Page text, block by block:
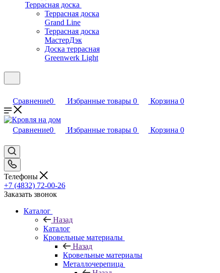
Террасная доска
Террасная доска
Grand Line
Террасная доска
МастерДэк
Доска террасная
Greenwerk Light
Сравнение0 Избранные товары 0 Корзина 0
Сравнение0 Избранные товары 0 Корзина 0
Телефоны
+7 (4832) 72-00-26
Заказать звонок
Каталог
Назад
Каталог
Кровельные материалы
Назад
Кровельные материалы
Металлочерепица